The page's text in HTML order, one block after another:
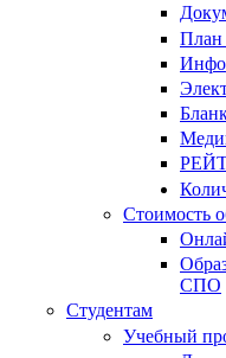
План
Стоимость
СПО
Студентам
Учебный